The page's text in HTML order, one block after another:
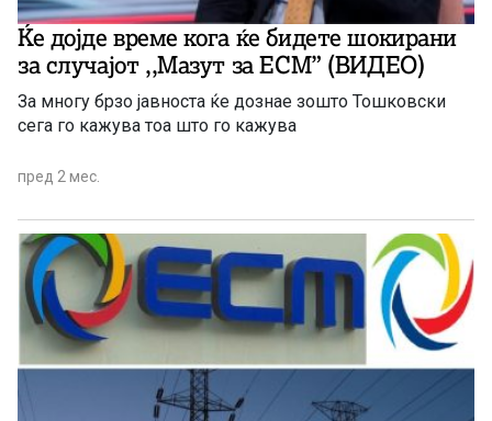
Ќе дојде време кога ќе бидете шокирани
за случајот ,,Мазут за ЕСМ” (ВИДЕО)
За многу брзо јавноста ќе дознае зошто Тошковски
сега го кажува тоа што го кажува
пред 2 мес.